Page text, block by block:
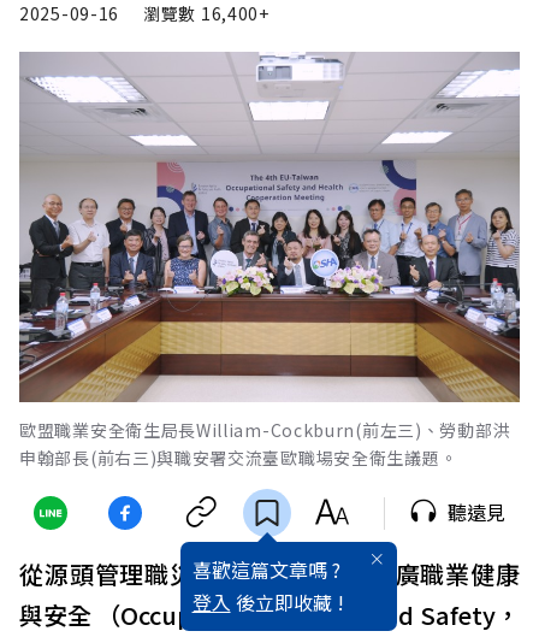
2025-09-16
瀏覽數 16,400+
歐盟職業安全衛生局長William-Cockburn(前左三)、勞動部洪
申翰部長(前右三)與職安署交流臺歐職場安全衛生議題。
喜歡這篇文章嗎 ?
登入 後立即收藏 !
聽遠見
從源頭管理職災風險，是近年來推廣職業健康
與安全 （Occupational Health and Safety，